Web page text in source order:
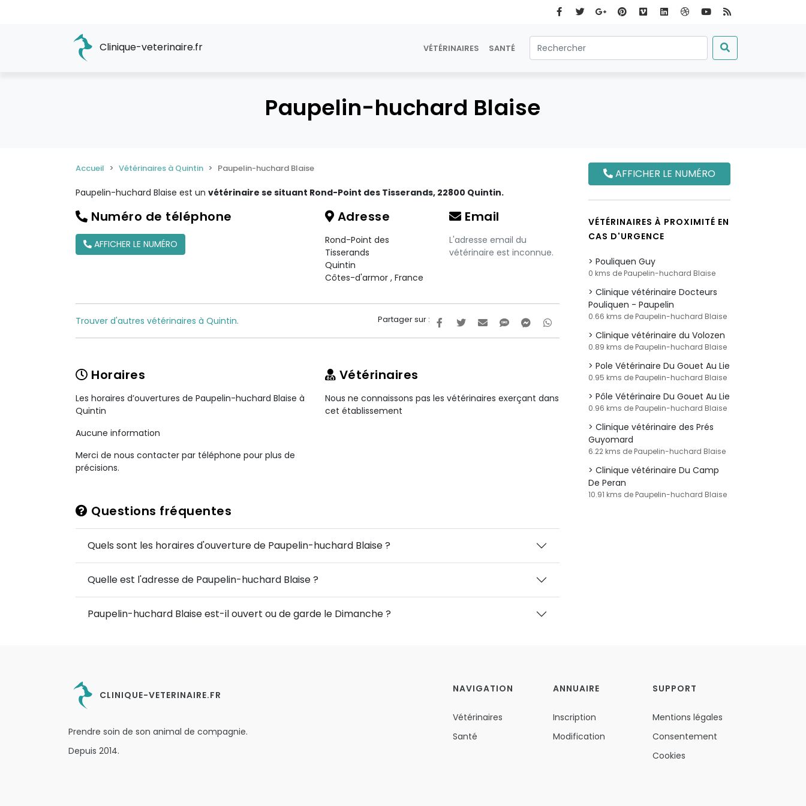
Clinique-veterinaire.fr VÉTÉRINAIRES SANTÉ
Paupelin-huchard Blaise
Accueil Vétérinaires à Quintin Paupelin-huchard Blaise
Paupelin-huchard Blaise est un vétérinaire se situant Rond-Point des Tisserands, 22800 Quintin.
Numéro de téléphone
AFFICHER LE NUMÉRO
Adresse
Rond-Point des
Tisserands
Quintin
Côtes-d'armor , France
Email
L'adresse email du
vétérinaire est inconnue.
Partager sur :
Trouver d'autres vétérinaires à Quintin.
Horaires
Les horaires d’ouvertures de Paupelin-huchard Blaise à
Quintin
Aucune information
Merci de nous contacter par téléphone pour plus de
précisions.
Vétérinaires
Nous ne connaissons pas les vétérinaires exerçant dans
cet établissement
Questions fréquentes
Quels sont les horaires d'ouverture de Paupelin-huchard Blaise ?
Quelle est l'adresse de Paupelin-huchard Blaise ?
Paupelin-huchard Blaise est-il ouvert ou de garde le Dimanche ?
AFFICHER LE NUMÉRO
VÉTÉRINAIRES À PROXIMITÉ EN
CAS D'URGENCE
Pouliquen Guy
0 kms de Paupelin-huchard Blaise
Clinique vétérinaire Docteurs
Pouliquen - Paupelin
0.66 kms de Paupelin-huchard Blaise
Clinique vétérinaire du Volozen
0.89 kms de Paupelin-huchard Blaise
Pole Vétérinaire Du Gouet Au Lie
0.95 kms de Paupelin-huchard Blaise
Pôle Vétérinaire Du Gouet Au Lie
0.96 kms de Paupelin-huchard Blaise
Clinique vétérinaire des Prés
Guyomard
6.22 kms de Paupelin-huchard Blaise
Clinique vétérinaire Du Camp
De Peran
10.91 kms de Paupelin-huchard Blaise
CLINIQUE-VETERINAIRE.FR
Prendre soin de son animal de compagnie.
Depuis 2014.
NAVIGATION
Vétérinaires
Santé
ANNUAIRE
Inscription
Modification
SUPPORT
Mentions légales
Consentement
Cookies